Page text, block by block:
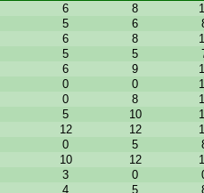
6 8
5 6
6 8
5 5
6 9
0 0
0 8
5 10
12 12
0 5
10 12
3 0
4 5